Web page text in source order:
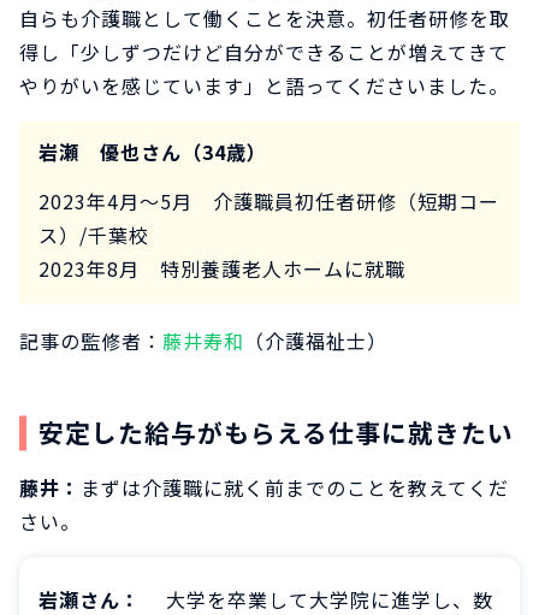
自らも介護職として働くことを決意。初任者研修を取
得し「少しずつだけど自分ができることが増えてきて
やりがいを感じています」と語ってくださいました。
岩瀬 優也さん（34歳）
2023年4月～5月 介護職員初任者研修（短期コー
ス）/千葉校
2023年8月 特別養護老人ホームに就職
記事の監修者： 藤井寿和 （介護福祉士）
安定した給与がもらえる仕事に就きたい
藤井： まずは介護職に就く前までのことを教えてくだ
さい。
岩瀬さん：
大学を卒業して大学院に進学し、数